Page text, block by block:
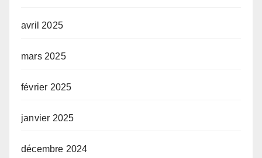
avril 2025
mars 2025
février 2025
janvier 2025
décembre 2024